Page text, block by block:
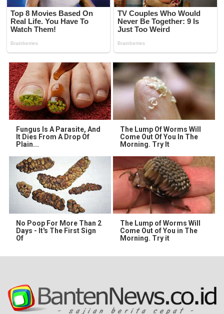
Fungus Is A Parasite, And
It Dies From A Drop Of
Plain...
The Lump Of Worms Will
Come Out Of You In The
Morning. Try It
No Poop For More Than 2
Days - It's The First Sign
Of
The Lump of Worms Will
Come Out of You in The
Morning. Try it